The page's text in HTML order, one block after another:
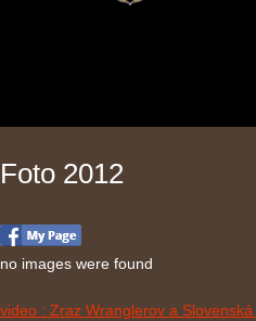
Foto 2012
no images were found
video : Zraz Wranglerov a